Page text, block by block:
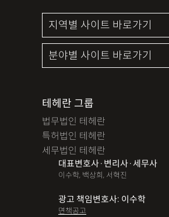
테헤란 그룹
법무법인 테헤란
특허법인 테헤란
세무법인 테헤란
대표변호사·변리사·세무사
이수학, 백상희, 서혁진
광고 책임변호사: 이수학
면책공고